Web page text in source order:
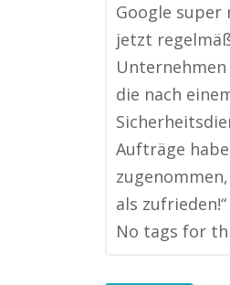
Google super
jetzt
die nach
Aufträge
als zufrieden!“
No tags for